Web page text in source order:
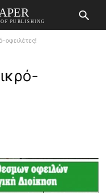
PUBLISHING
οφειλέτες!